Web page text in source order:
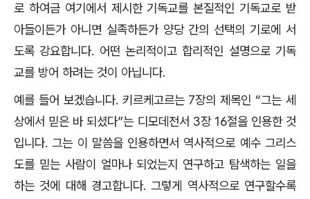
로 하여금 여기에서 제시한 기독교를 본질적인 기독교로 받
아들이든가 아니면 실족하든가 양당 간의 선택의 기로에 서
도록 강요합니다. 어떤 논리적이고 합리적인 설명으로 기독
교를 방어 하려는 것이 아닙니다.
예를 들어 보겠습니다. 키르케고르는 7장의 제목인 “그는 세
상에서 믿은 바 되셨다”는 디모데전서 3장 16절을 인용한 것
입니다. 그는 이 말씀을 인용하면서 역사적으로 예수 그리스
도를 믿는 사람이 얼마나 되었는지 연구하고 탐색하는 일을
하는 것에 대해 경고합니다. 그렇게 역사적으로 연구할수록